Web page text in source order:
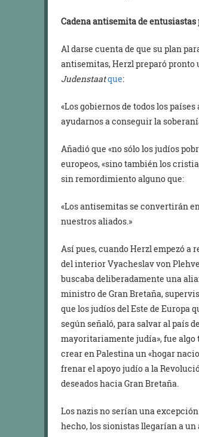
Cadena antisemita de
Al darse cuenta de que su plan
antisemitas, Herzl preparó pronto
Judenstaatque:
«Los gobiernos de todos los
ayudarnos a conseguir la
Añadió que «no sólo los judíos
europeos, «sino también los
sin remordimiento alguno que:
«Los antisemitas se convertirán
nuestros aliados.»
Así pues, cuando Herzl empezó
del interior Vyacheslav von
buscaba deliberadamente una
ministro de Gran Bretaña,
que los judíos del Este de Europa
según señaló, para salvar al país
mayoritariamente judía», fue
crear en Palestina un «hogar
frenar el apoyo judío a la
deseados hacia Gran Bretaña.
Los nazis no serían una
hecho, los sionistas llegarían a